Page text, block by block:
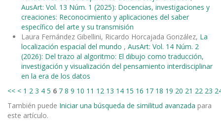
AusArt: Vol. 13 Núm. 1 (2025): Docencias, investigaciones y
creaciones: Reconocimiento y aplicaciones del saber
específico del arte y su transmisión
Laura Fernández Gibellini, Ricardo Horcajada González, La
localización espacial del mundo , AusArt: Vol. 14 Núm. 2
(2026): Del trazo al algoritmo: El dibujo como traducción,
investigación y visualización del pensamiento interdisciplinar
en la era de los datos
<< < 1 2 3 4 5 6 7 8 9 10 11 12 13 14 15 16 17 18 19 20 21 22 23
También puede Iniciar una búsqueda de similitud avanzada para
este artículo.